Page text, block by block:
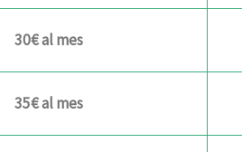
30€ al mes
35€ al mes